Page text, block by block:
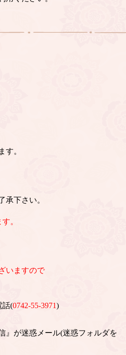
す。
承下さい。
。
いますので
話(0742-55-3971)
』が迷惑メール(迷惑フォルダを